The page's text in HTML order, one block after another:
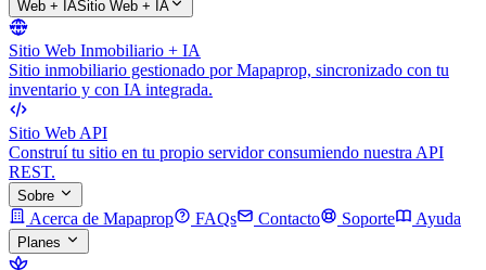
Web + IASitio Web + IA
Sitio Web Inmobiliario + IA
Sitio inmobiliario gestionado por Mapaprop, sincronizado con tu
inventario y con IA integrada.
Sitio Web API
Construí tu sitio en tu propio servidor consumiendo nuestra API
REST.
Sobre
Acerca de Mapaprop FAQs Contacto Soporte Ayuda
Planes